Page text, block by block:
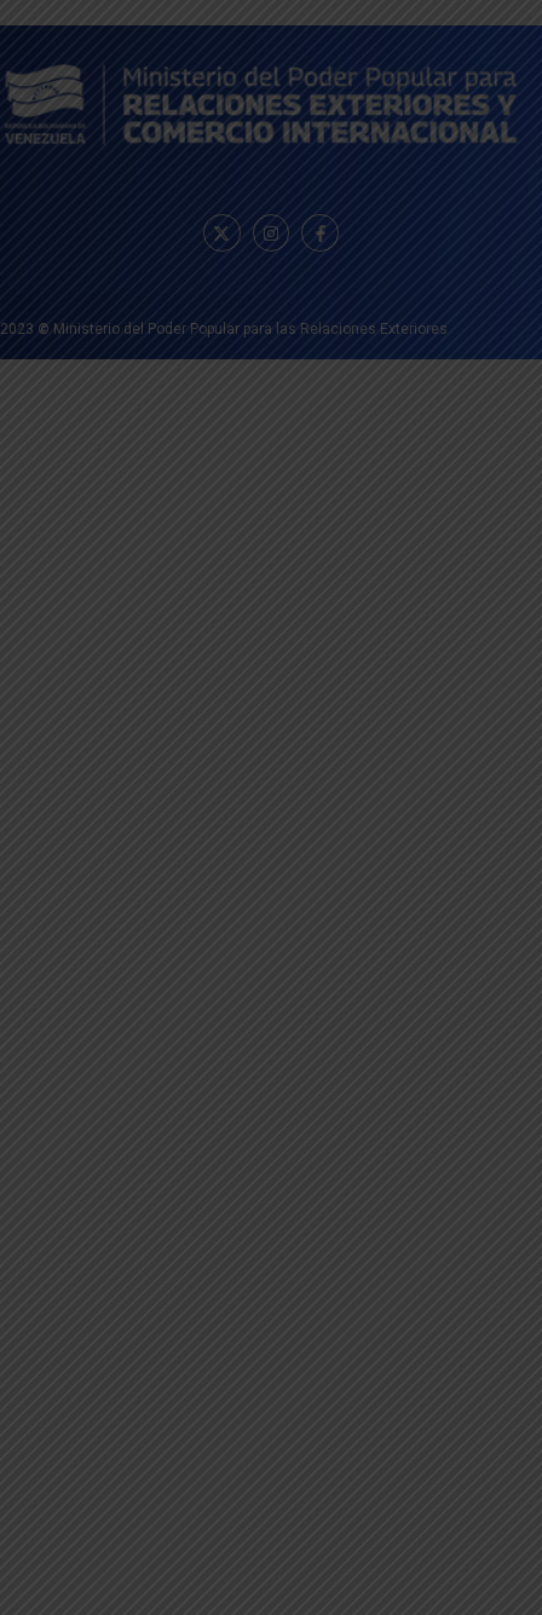
2023 © Ministerio del Poder Popular para las Relaciones Exteriores